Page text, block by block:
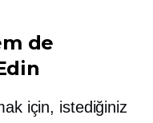
de
için, istediğiniz